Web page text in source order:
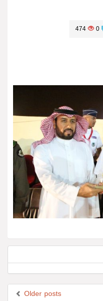
474
Older posts